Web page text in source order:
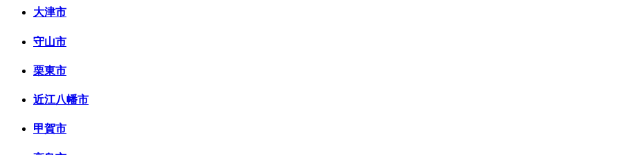
大津市
守山市
栗東市
近江八幡市
甲賀市